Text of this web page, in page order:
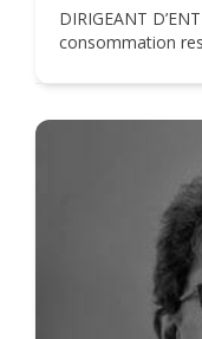
DIRIGEANT
consommation